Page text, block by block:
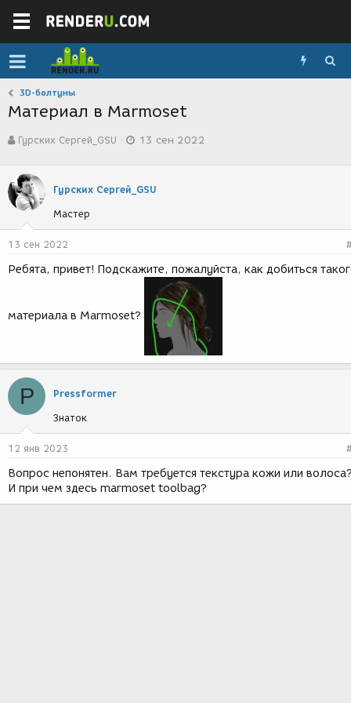
3D-болтуны
Материал в Marmoset
в
о
р
т
е
м
ы
Гурских Сергей_GSU
а
с
д
и
13 сен 2022
Гурских Сергей_GSU
Мастер
13 сен 2022
Ребята, привет! Подскажите, пожалуйста, как добиться
материала в Marmoset?
P Pressformer
Знаток
12 янв 2023
Вопрос непонятен. Вам требуется текстура кожи или
И при чем здесь marmoset toolbag?